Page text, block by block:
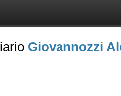
Giovannozzi